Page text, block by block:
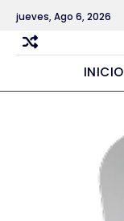
Skip
content
jueves, Ago 6, 2026
INICIO